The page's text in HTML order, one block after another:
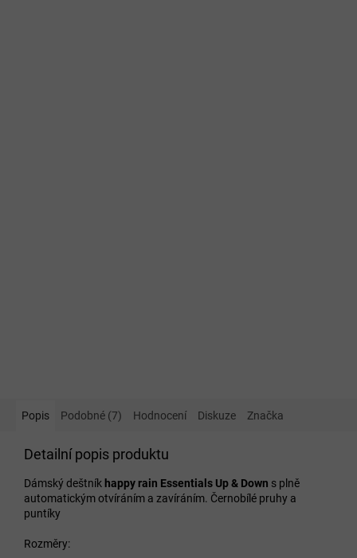
Popis Podobné (7) Hodnocení Diskuze Značka
Detailní popis produktu
Dámský deštník happy rain Essentials Up & Down s plně
automatickým otvíráním a zavíráním. Černobílé pruhy a
puntíky
Rozměry: